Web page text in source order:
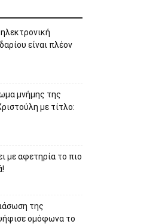
είναι πλέον
μνήμης της
με τίτλο:
με αφετηρία το πιο
της
ομόφωνα το